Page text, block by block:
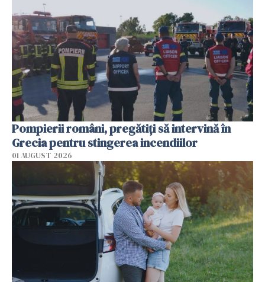
Pompierii români, pregătiţi să intervină în
Grecia pentru stingerea incendiilor
01 AUGUST 2026